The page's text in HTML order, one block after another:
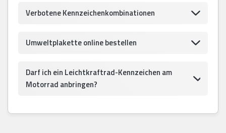
Verbotene Kennzeichenkombinationen
Umweltplakette online bestellen
Darf ich ein Leichtkraftrad-Kennzeichen am
Motorrad anbringen?